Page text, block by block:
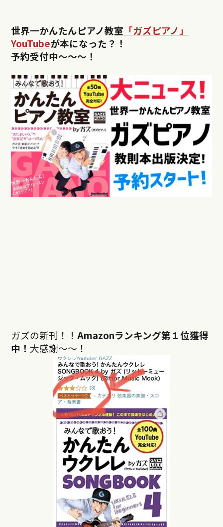
世界一かんたんピアノ教室 「ガズピアノ」
YouTubeが本になった？！
予約受付中〜〜〜！
ガズの新刊！！ Amazonランキング第１位獲得
中！ 大感謝〜〜！